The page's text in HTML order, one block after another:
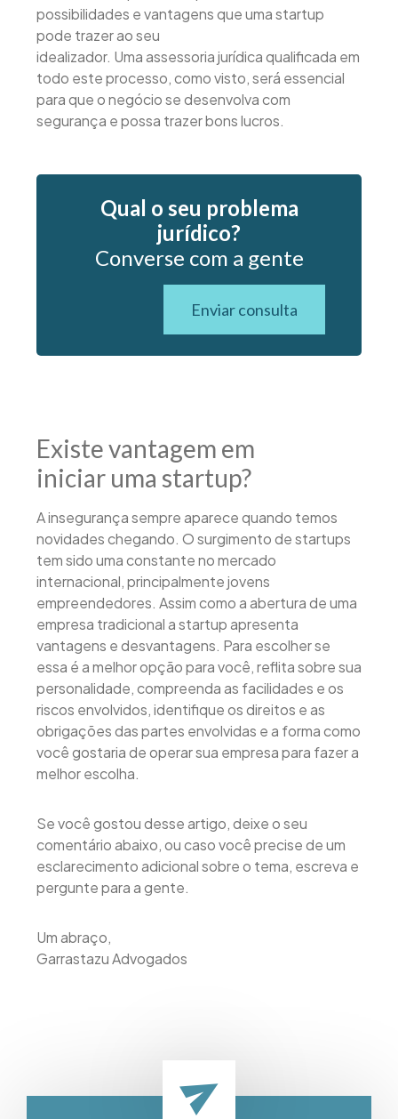
possibilidades e vantagens que uma startup
pode trazer ao seu
idealizador. Uma assessoria jurídica qualificada em
todo este processo, como visto, será essencial
para que o negócio se desenvolva com
segurança e possa trazer bons lucros.
Qual o seu problema
jurídico?
Converse com a gente
Enviar consulta
Existe vantagem em
iniciar uma startup?
A insegurança sempre aparece quando temos
novidades chegando. O surgimento de startups
tem sido uma constante no mercado
internacional, principalmente jovens
empreendedores. Assim como a abertura de uma
empresa tradicional a startup apresenta
vantagens e desvantagens. Para escolher se
essa é a melhor opção para você, reflita sobre sua
personalidade, compreenda as facilidades e os
riscos envolvidos, identifique os direitos e as
obrigações das partes envolvidas e a forma como
você gostaria de operar sua empresa para fazer a
melhor escolha.
Se você gostou desse artigo, deixe o seu
comentário abaixo, ou caso você precise de um
esclarecimento adicional sobre o tema, escreva e
pergunte para a gente.
Um abraço,
Garrastazu Advogados